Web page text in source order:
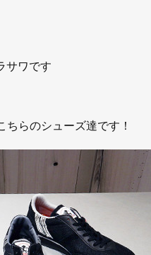
サワです
らのシューズ達です！